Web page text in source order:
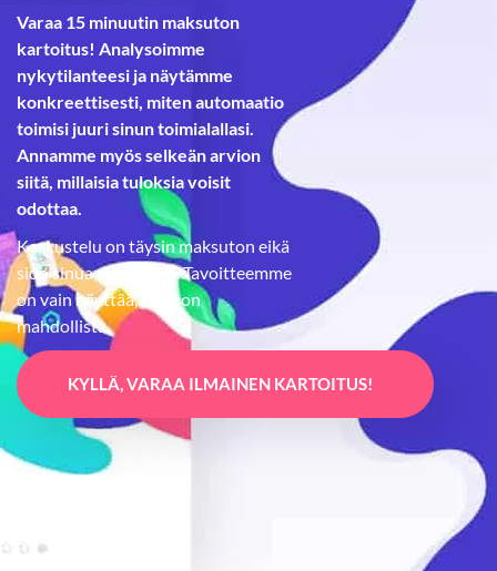
Varaa 15 minuutin maksuton
kartoitus! Analysoimme
nykytilanteesi ja näytämme
konkreettisesti, miten automaatio
toimisi juuri sinun toimialallasi.
Annamme myös selkeän arvion
siitä, millaisia tuloksia voisit
odottaa.
Keskustelu on täysin maksuton eikä
sido sinua mihinkään. Tavoitteemme
on vain näyttää, mikä on
mahdollista.
KYLLÄ, VARAA ILMAINEN KARTOITUS!